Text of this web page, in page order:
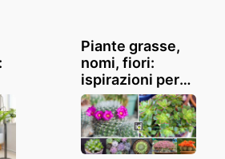
Piante grasse,
nomi, fiori:
ispirazioni per
un tocco esotico
in casa e
giardino